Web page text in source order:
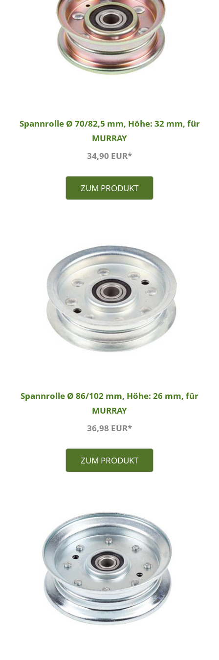
Spannrolle Ø 70/82,5 mm, Höhe: 32 mm, für
MURRAY
34,90 EUR*
ZUM PRODUKT
Spannrolle Ø 86/102 mm, Höhe: 26 mm, für
MURRAY
36,98 EUR*
ZUM PRODUKT